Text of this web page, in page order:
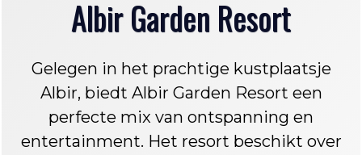
Albir Garden Resort
Gelegen in het prachtige kustplaatsje
Albir, biedt Albir Garden Resort een
perfecte mix van ontspanning en
entertainment. Het resort beschikt over